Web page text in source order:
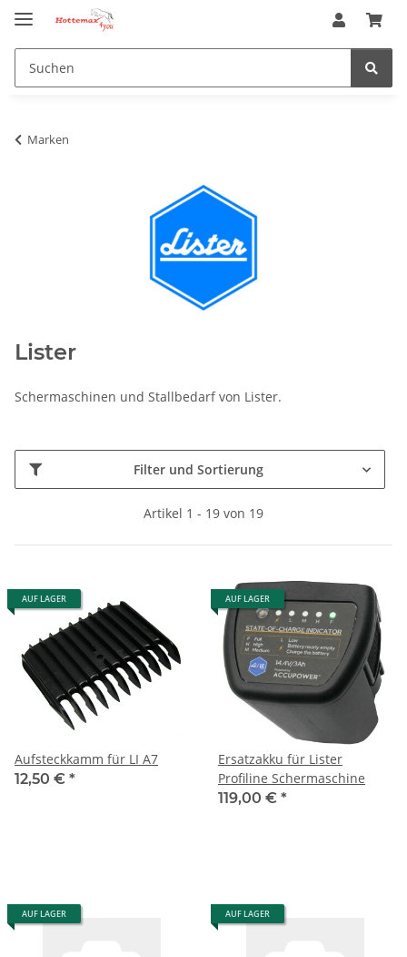
Marken
Lister
Schermaschinen und Stallbedarf von Lister.
Filter und Sortierung
Artikel 1 - 19 von 19
AUF LAGER
Aufsteckkamm für LI A7
12,50 € *
AUF LAGER
Ersatzakku für Lister
Profiline Schermaschine
119,00 € *
AUF LAGER AUF LAGER